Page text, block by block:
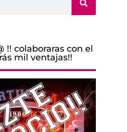
!! colaboraras con el
mil ventajas!!